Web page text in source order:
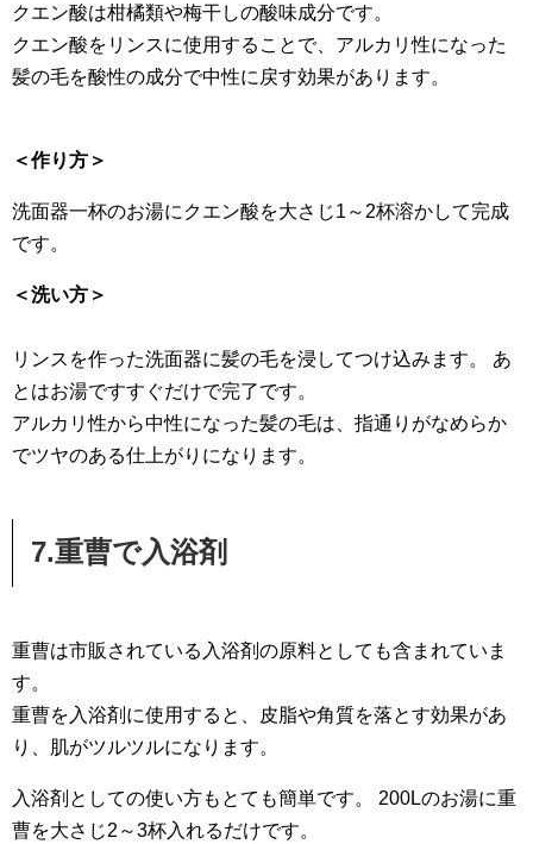
クエン酸は柑橘類や梅干しの酸味成分です。
クエン酸をリンスに使用することで、アルカリ性になった
髪の毛を酸性の成分で中性に戻す効果があります。
＜作り方＞
洗面器一杯のお湯にクエン酸を大さじ1～2杯溶かして完成
です。
＜洗い方＞
リンスを作った洗面器に髪の毛を浸してつけ込みます。 あ
とはお湯ですすぐだけで完了です。
アルカリ性から中性になった髪の毛は、指通りがなめらか
でツヤのある仕上がりになります。
7.重曹で入浴剤
重曹は市販されている入浴剤の原料としても含まれていま
す。
重曹を入浴剤に使用すると、皮脂や角質を落とす効果があ
り、肌がツルツルになります。
入浴剤としての使い方もとても簡単です。 200Lのお湯に重
曹を大さじ2～3杯入れるだけです。